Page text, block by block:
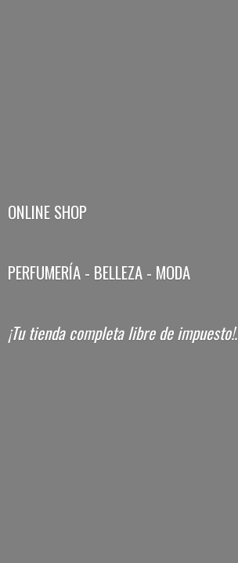
ONLINE SHOP
PERFUMERÍA - BELLEZA - MODA
¡Tu tienda completa librede impuesto!.